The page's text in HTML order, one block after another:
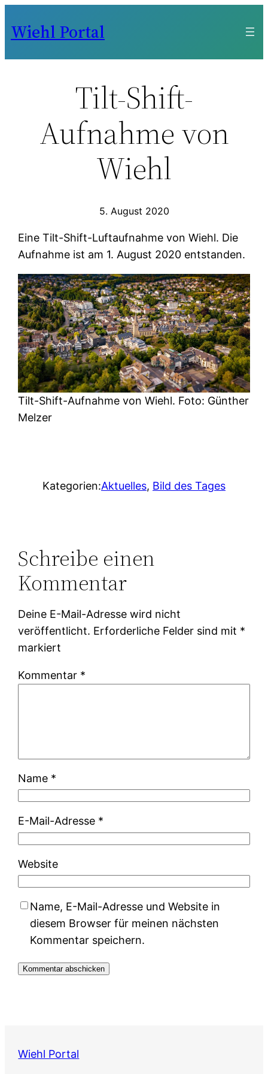
Inhalt
Wiehl Portal
Tilt-Shift-
Aufnahme von
Wiehl
5. August 2020
Eine Tilt-Shift-Luftaufnahme von Wiehl. Die
Aufnahme ist am 1. August 2020 entstanden.
Tilt-Shift-Aufnahme von Wiehl. Foto: Günther
Melzer
Kategorien:Aktuelles, Bild des Tages
Schreibe einen
Kommentar
Deine E-Mail-Adresse wird nicht
veröffentlicht. Erforderliche Felder sind mit *
markiert
Kommentar *
Name *
E-Mail-Adresse *
Website
Name, E-Mail-Adresse und Website in
diesem Browser für meinen nächsten
Kommentar speichern.
Wiehl Portal